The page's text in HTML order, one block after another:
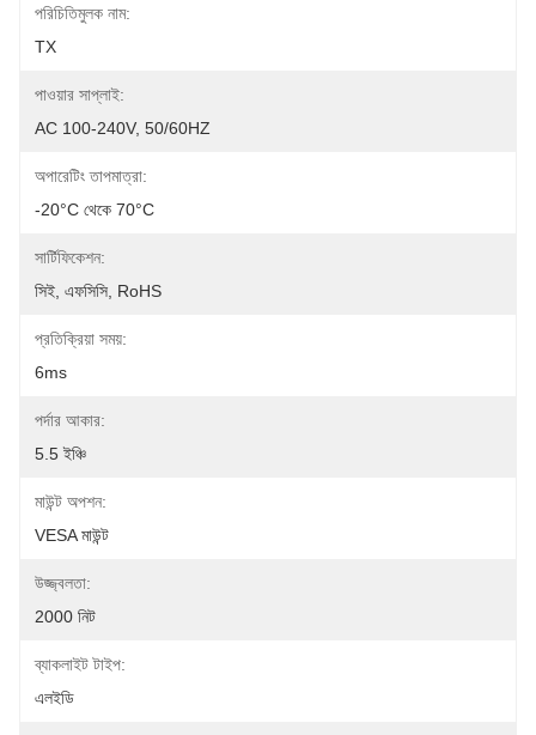
পরিচিতিমুলক নাম:
TX
পাওয়ার সাপ্লাই:
AC 100-240V, 50/60HZ
অপারেটিং তাপমাত্রা:
-20°C থেকে 70°C
সার্টিফিকেশন:
সিই, এফসিসি, RoHS
প্রতিক্রিয়া সময়:
6ms
পর্দার আকার:
5.5 ইঞ্চি
মাউন্ট অপশন:
VESA মাউন্ট
উজ্জ্বলতা:
2000 নিট
ব্যাকলাইট টাইপ:
এলইডি